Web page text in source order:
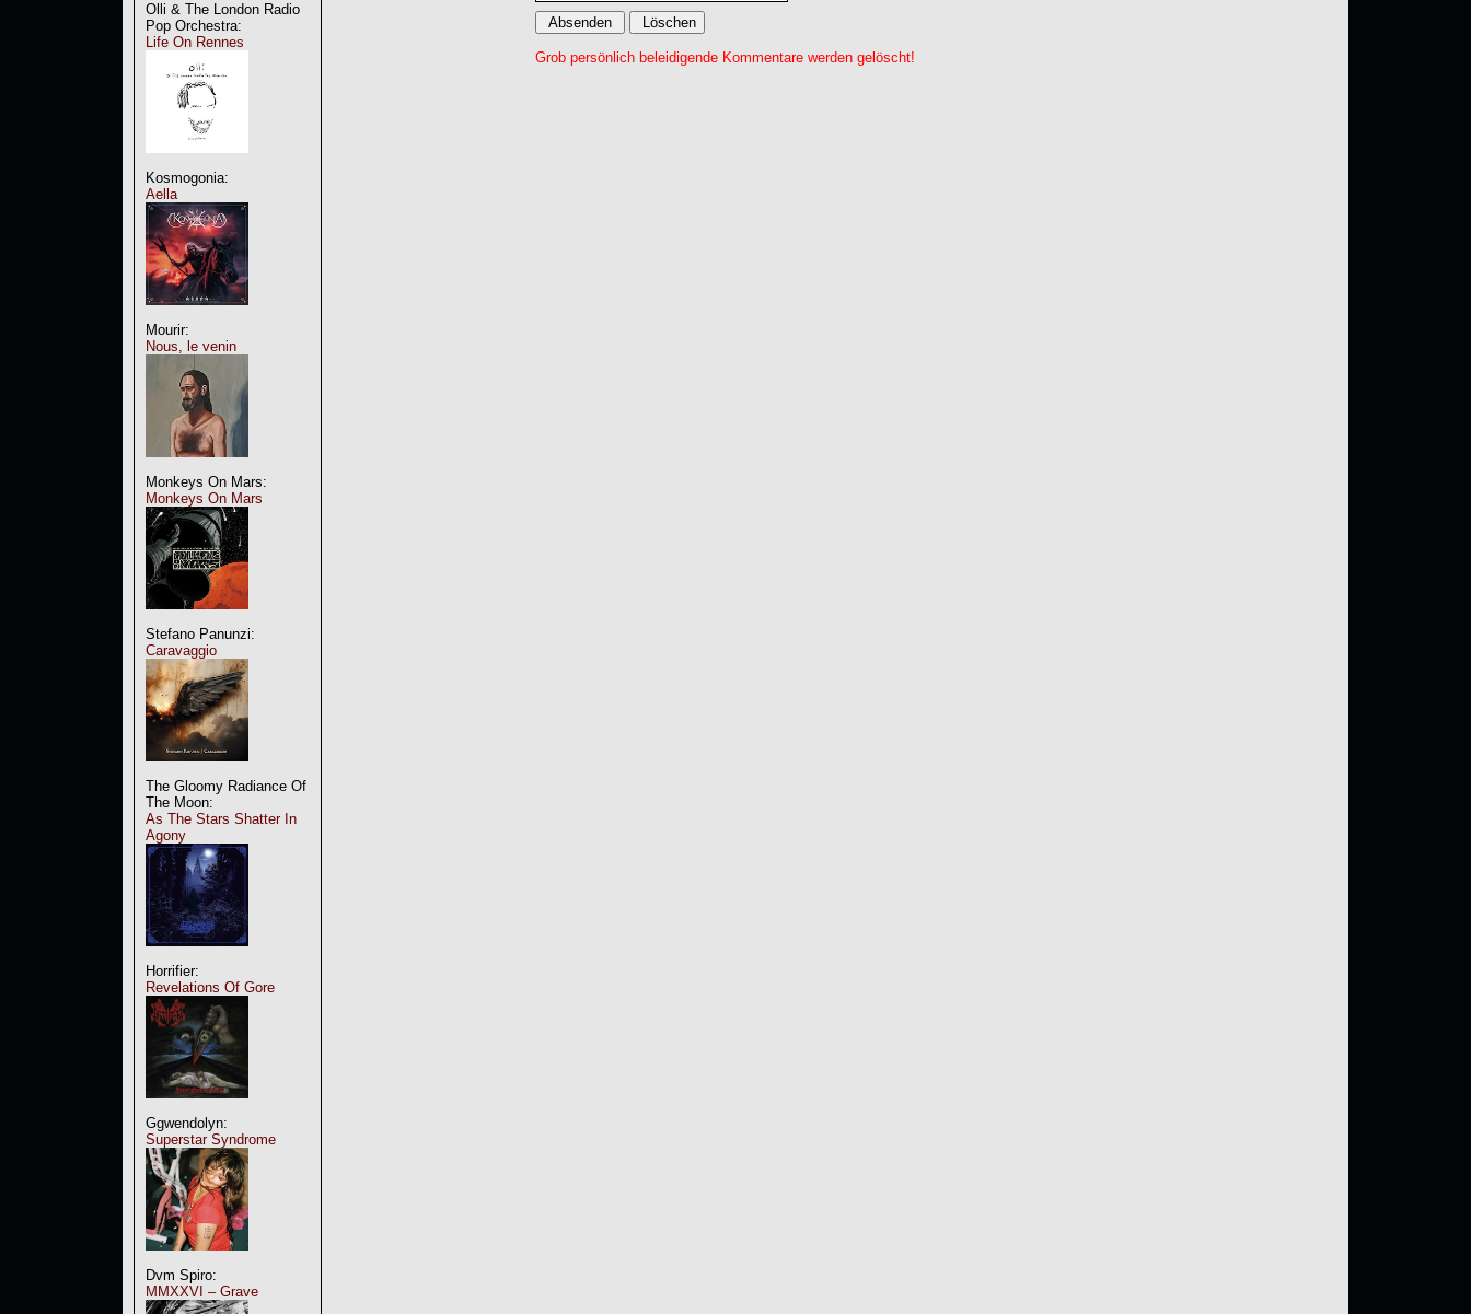
Olli & The London Radio
Pop Orchestra:
Life On Rennes
Kosmogonia:
Aella
Mourir:
Nous, le venin
Monkeys On Mars:
Monkeys On Mars
Stefano Panunzi:
Caravaggio
The Gloomy Radiance Of
The Moon:
As The Stars Shatter In
Agony
Horrifier:
Revelations Of Gore
Ggwendolyn:
Superstar Syndrome
Dvm Spiro:
MMXXVI – Grave
Grob persönlich beleidigende Kommentare werden gelöscht!